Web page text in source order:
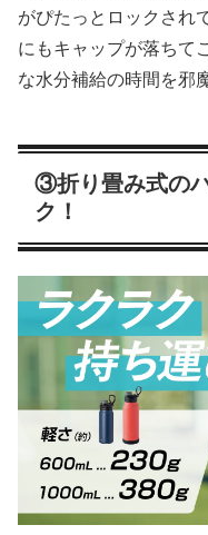
がぴたっとロックされ
にもキャップが落ちて
な水分補給の時間を邪
③折り畳み式の
ク！